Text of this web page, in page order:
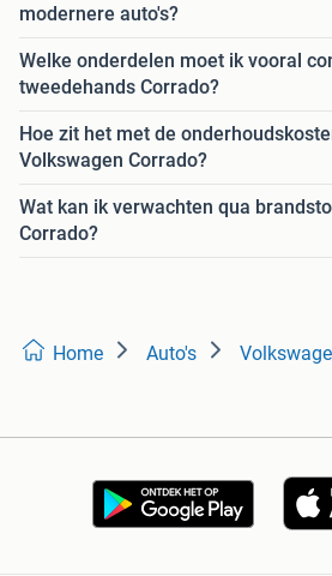
modernere auto's?
Welke onderdelen moet ik vooral
tweedehands Corrado?
Hoe zit het met de
Volkswagen Corrado?
Wat kan ik verwachten qua
Corrado?
Home Auto's